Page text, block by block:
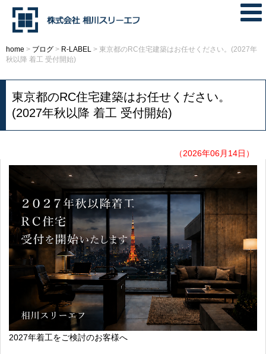
home > ブログ > R-LABEL > 東京都のRC住宅建築はお任せください。(2027年
秋以降 着工 受付開始)
東京都のRC住宅建築はお任せください。
(2027年秋以降 着工 受付開始)
（2026年06月14日）
2027年着工をご検討のお客様へ